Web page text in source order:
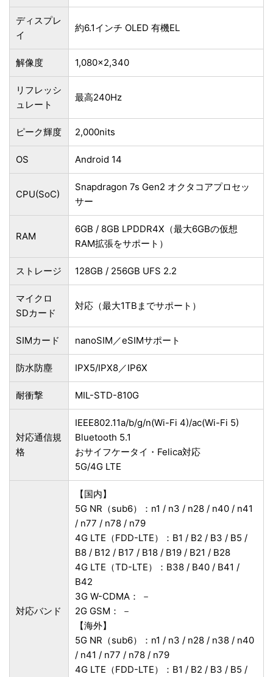
ディスプレ
イ
約6.1インチ OLED 有機EL
解像度 1,080×2,340
リフレッシ
ュレート
最高240Hz
ピーク輝度 2,000nits
OS Android 14
CPU(SoC)
Snapdragon 7s Gen2 オクタコアプロセッ
サー
RAM
6GB / 8GB LPDDR4X（最大6GBの仮想
RAM拡張をサポート）
ストレージ 128GB / 256GB UFS 2.2
マイクロ
SDカード
対応（最大1TBまでサポート）
SIMカード nanoSIM／eSIMサポート
防水防塵 IPX5/IPX8／IP6X
耐衝撃 MIL-STD-810G
対応通信規
格
IEEE802.11a/b/g/n(Wi-Fi 4)/ac(Wi-Fi 5)
Bluetooth 5.1
おサイフケータイ・Felica対応
5G/4G LTE
対応バンド
【国内】
5G NR（sub6）：n1 / n3 / n28 / n40 / n41
/ n77 / n78 / n79
4G LTE（FDD-LTE）：B1 / B2 / B3 / B5 /
B8 / B12 / B17 / B18 / B19 / B21 / B28
4G LTE（TD-LTE）：B38 / B40 / B41 /
B42
3G W-CDMA： －
2G GSM： －
【海外】
5G NR（sub6）：n1 / n3 / n28 / n38 / n40
/ n41 / n77 / n78 / n79
4G LTE（FDD-LTE）：B1 / B2 / B3 / B5 /